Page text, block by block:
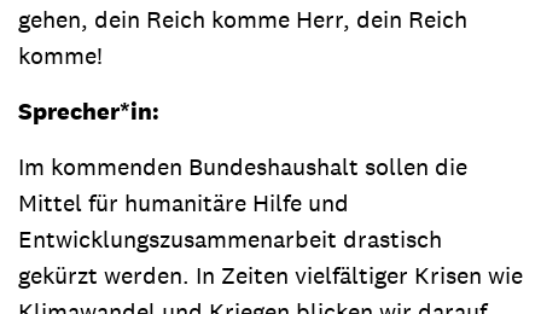
gehen, dein Reich komme Herr, dein Reich
komme!
Sprecher*in:
Im kommenden Bundeshaushalt sollen die
Mittel für humanitäre Hilfe und
Entwicklungszusammenarbeit drastisch
gekürzt werden. In Zeiten vielfältiger Krisen wie